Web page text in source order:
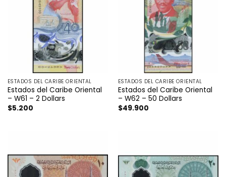
ESTADOS DEL CARIBE ORIENTAL
Estados del Caribe Oriental
– W61 – 2 Dollars
$5.200
ESTADOS DEL CARIBE ORIENTAL
Estados del Caribe Oriental
– W62 – 50 Dollars
$49.900